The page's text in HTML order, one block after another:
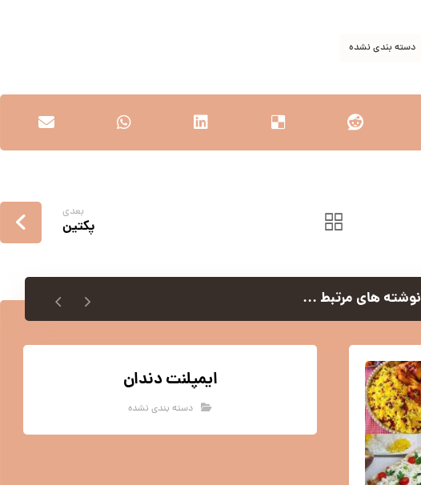
دسته بندی نشده
بعدی
پکتین
نوشته های مرتبط ...
ایمپلنت دندان
دسته بندی نشده